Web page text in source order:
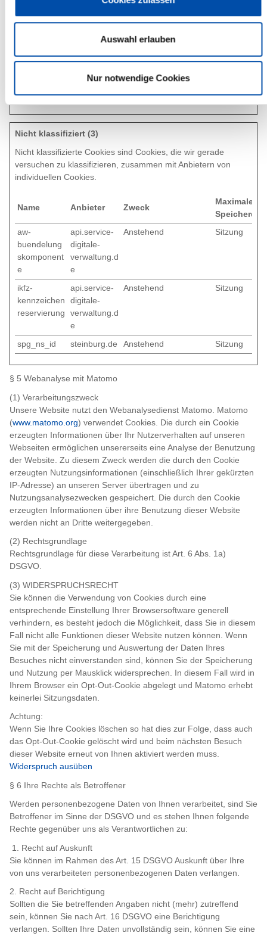
Auswahl erlauben
Nur notwendige Cookies
bevorzugte Sprache
festzulegen.
steinburg-
steinburg.de
Speichert die
für die Anzeige der
Layoutoptionen
7 Tage
Nicht klassifiziert (3)
Nicht klassifizierte Cookies sind Cookies, die wir gerade
versuchen zu klassifizieren, zusammen mit Anbietern von
individuellen Cookies.
Name Anbieter Zweck
Maximale
aw-
buendelung
skomponent
e
api.service-
digitale-
verwaltung.d
e
Anstehend Sitzung
ikfz-
kennzeichen
reservierung
api.service-
digitale-
verwaltung.d
e
Anstehend Sitzung
spg_ns_id steinburg.de Anstehend Sitzung
§ 5 Webanalyse mit Matomo
(1) Verarbeitungszweck
Unsere Website nutzt den Webanalysedienst Matomo. Matomo
(www.matomo.org) verwendet Cookies. Die durch ein Cookie
erzeugten Informationen über Ihr Nutzerverhalten auf unseren
Webseiten ermöglichen unsererseits eine Analyse der Benutzung
der Website. Zu diesem Zweck werden die durch den Cookie
erzeugten Nutzungsinformationen (einschließlich Ihrer gekürzten
IP-Adresse) an unseren Server übertragen und zu
Nutzungsanalysezwecken gespeichert. Die durch den Cookie
erzeugten Informationen über ihre Benutzung dieser Website
werden nicht an Dritte weitergegeben.
(2) Rechtsgrundlage
Rechtsgrundlage für diese Verarbeitung ist Art. 6 Abs. 1a)
DSGVO.
(3) WIDERSPRUCHSRECHT
Sie können die Verwendung von Cookies durch eine
entsprechende Einstellung Ihrer Browsersoftware generell
verhindern, es besteht jedoch die Möglichkeit, dass Sie in diesem
Fall nicht alle Funktionen dieser Website nutzen können. Wenn
Sie mit der Speicherung und Auswertung der Daten Ihres
Besuches nicht einverstanden sind, können Sie der Speicherung
und Nutzung per Mausklick widersprechen. In diesem Fall wird in
Ihrem Browser ein Opt-Out-Cookie abgelegt und Matomo erhebt
keinerlei Sitzungsdaten.
Achtung:
Wenn Sie Ihre Cookies löschen so hat dies zur Folge, dass auch
das Opt-Out-Cookie gelöscht wird und beim nächsten Besuch
dieser Website erneut von Ihnen aktiviert werden muss.
Widerspruch ausüben
§ 6 Ihre Rechte als Betroffener
Werden personenbezogene Daten von Ihnen verarbeitet, sind Sie
Betroffener im Sinne der DSGVO und es stehen Ihnen folgende
Rechte gegenüber uns als Verantwortlichen zu:
1. Recht auf Auskunft
Sie können im Rahmen des Art. 15 DSGVO Auskunft über Ihre
von uns verarbeiteten personenbezogenen Daten verlangen.
2. Recht auf Berichtigung
Sollten die Sie betreffenden Angaben nicht (mehr) zutreffend
sein, können Sie nach Art. 16 DSGVO eine Berichtigung
verlangen. Sollten Ihre Daten unvollständig sein, können Sie eine